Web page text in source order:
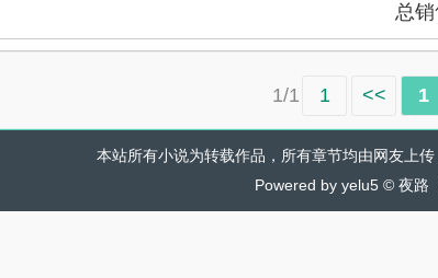
总
1/1 1 << 1
本站所有小说为转载作品，所有章节均由网友上
Powered by yelu5 © 夜路